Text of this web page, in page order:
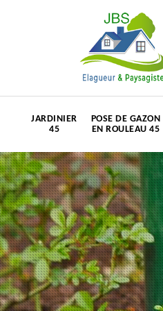
JARDINIER
45
POSE DE GAZON
EN ROULEAU 45